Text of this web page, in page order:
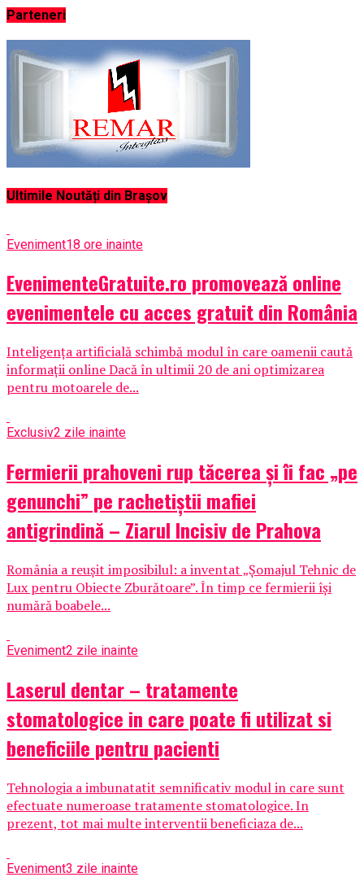
Parteneri
Ultimile Noutăți din Brașov
Eveniment18 ore inainte
EvenimenteGratuite.ro promovează online
evenimentele cu acces gratuit din România
Inteligența artificială schimbă modul în care oamenii caută
informații online Dacă în ultimii 20 de ani optimizarea
pentru motoarele de...
Exclusiv2 zile inainte
Fermierii prahoveni rup tăcerea și îi fac „pe
genunchi” pe rachetiștii mafiei
antigrindină – Ziarul Incisiv de Prahova
România a reușit imposibilul: a inventat „Șomajul Tehnic de
Lux pentru Obiecte Zburătoare”. În timp ce fermierii își
numără boabele...
Eveniment2 zile inainte
Laserul dentar – tratamente
stomatologice in care poate fi utilizat si
beneficiile pentru pacienti
Tehnologia a imbunatatit semnificativ modul in care sunt
efectuate numeroase tratamente stomatologice. In
prezent, tot mai multe interventii beneficiaza de...
Eveniment3 zile inainte